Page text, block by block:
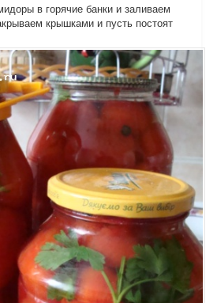
в горячие банки и заливаем
крышками и пусть постоят